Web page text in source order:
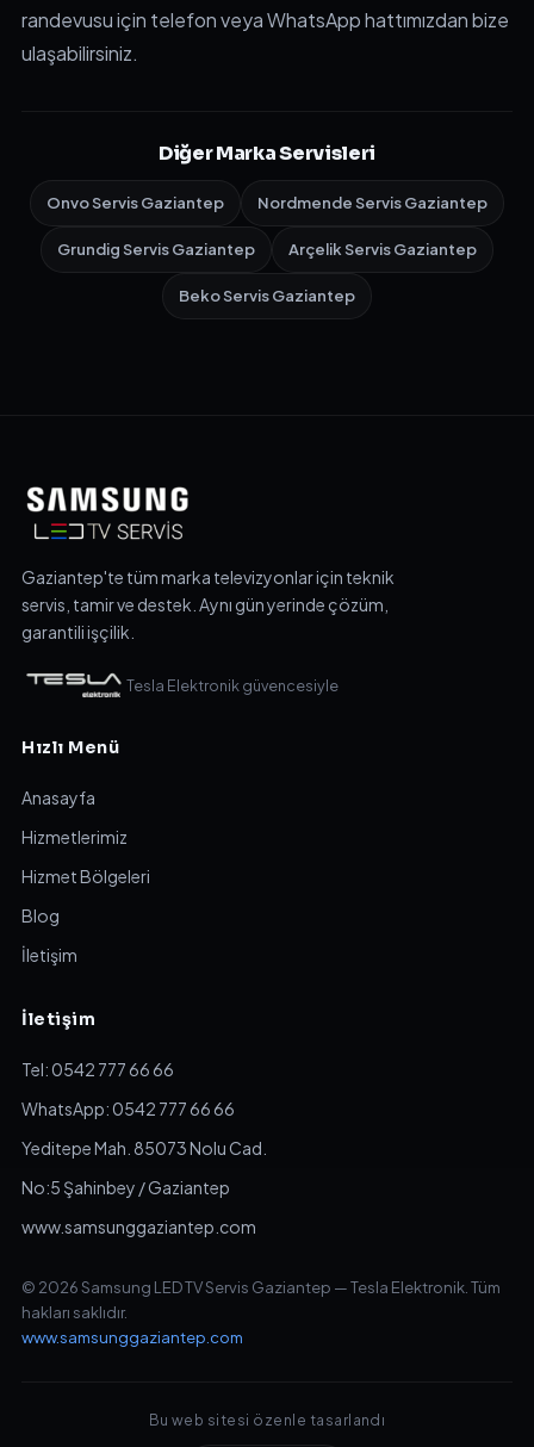
randevusu için telefon veya WhatsApp hattımızdan bize
ulaşabilirsiniz.
Diğer Marka Servisleri
Onvo Servis Gaziantep Nordmende Servis Gaziantep
Grundig Servis Gaziantep Arçelik Servis Gaziantep
Beko Servis Gaziantep
Gaziantep'te tüm marka televizyonlar için teknik
servis, tamir ve destek. Aynı gün yerinde çözüm,
garantili işçilik.
Tesla Elektronik güvencesiyle
Hızlı Menü
Anasayfa
Hizmetlerimiz
Hizmet Bölgeleri
Blog
İletişim
İletişim
Tel: 0542 777 66 66
WhatsApp: 0542 777 66 66
Yeditepe Mah. 85073 Nolu Cad.
No:5 Şahinbey / Gaziantep
www.samsunggaziantep.com
© 2026 Samsung LED TV Servis Gaziantep — Tesla Elektronik. Tüm
hakları saklıdır.
www.samsunggaziantep.com
Bu web sitesi özenle tasarlandı